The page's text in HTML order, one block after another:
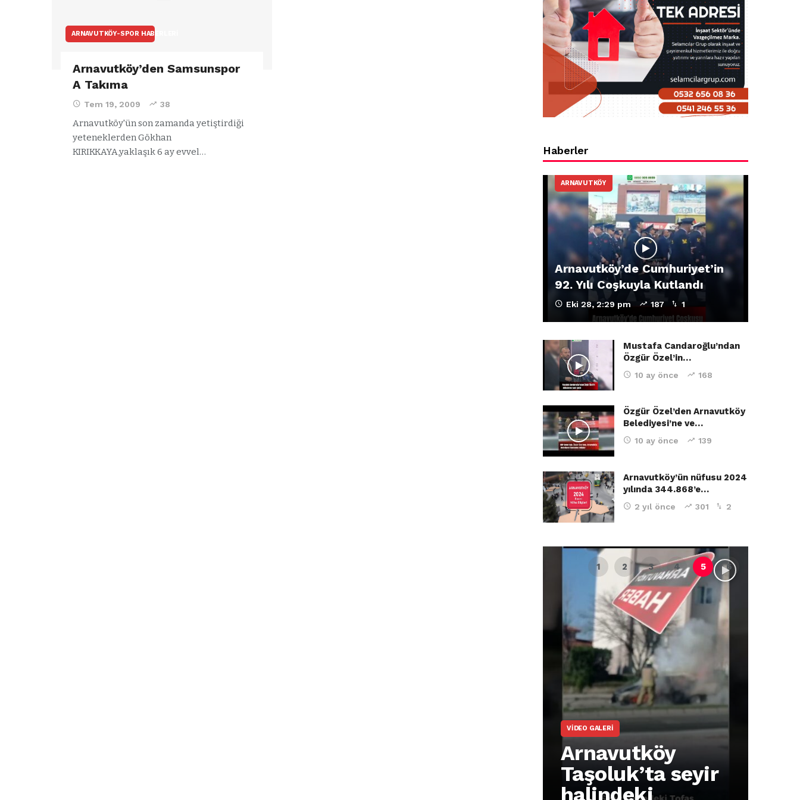
ARNAVUTKÖY-SPOR HABERLERI
Arnavutköy’den Samsunspor
A Takıma
Tem 19, 2009 38
Arnavutköy'ün son zamanda yetiştirdiği
yeteneklerden Gökhan
KIRIKKAYA,yaklaşık 6 ay evvel…
Haberler
ARNAVUTKÖY
Arnavutköy’de Cumhuriyet’in
92. Yılı Coşkuyla Kutlandı
Eki 28, 2:29 pm 187 1
Mustafa Candaroğlu’ndan
Özgür Özel’in…
10 ay önce 168
Özgür Özel’den Arnavutköy
Belediyesi’ne ve…
10 ay önce 139
Arnavutköy’ün nüfusu 2024
yılında 344.868’e…
2 yıl önce 301 2
VIDEO GALERI
Arnavutköy
Taşoluk’ta seyir
halindeki